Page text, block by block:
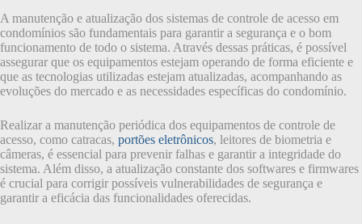
A manutenção e atualização dos sistemas de controle de acesso em
condomínios são fundamentais para garantir a segurança e o bom
funcionamento de todo o sistema. Através dessas práticas, é possível
assegurar que os equipamentos estejam operando de forma eficiente e
que as tecnologias utilizadas estejam atualizadas, acompanhando as
evoluções do mercado e as necessidades específicas do condomínio.
Realizar a manutenção periódica dos equipamentos de controle de
acesso, como catracas, portões eletrônicos, leitores de biometria e
câmeras, é essencial para prevenir falhas e garantir a integridade do
sistema. Além disso, a atualização constante dos softwares e firmwares
é crucial para corrigir possíveis vulnerabilidades de segurança e
garantir a eficácia das funcionalidades oferecidas.